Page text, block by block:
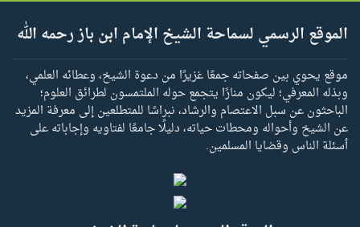
الموقع الرسمي لسماحة الشيخ الإمام ابن باز رحمه الله
موقع يحوي بين صفحاته جمعًا غزيرًا من دعوة الشيخ، وعطائه العلمي،
وبذله المعرفي؛ ليكون منارًا يتجمع حوله الملتمسون لطرائق العلوم؛
الباحثون عن سبل الاعتصام والرشاد، نبراسًا للمتطلعين إلى معرفة المزيد
عن الشيخ وأحواله ومحطات حياته، دليلًا جامعًا لفتاويه وإجاباته على
أسئلة الناس وقضايا المسلمين.